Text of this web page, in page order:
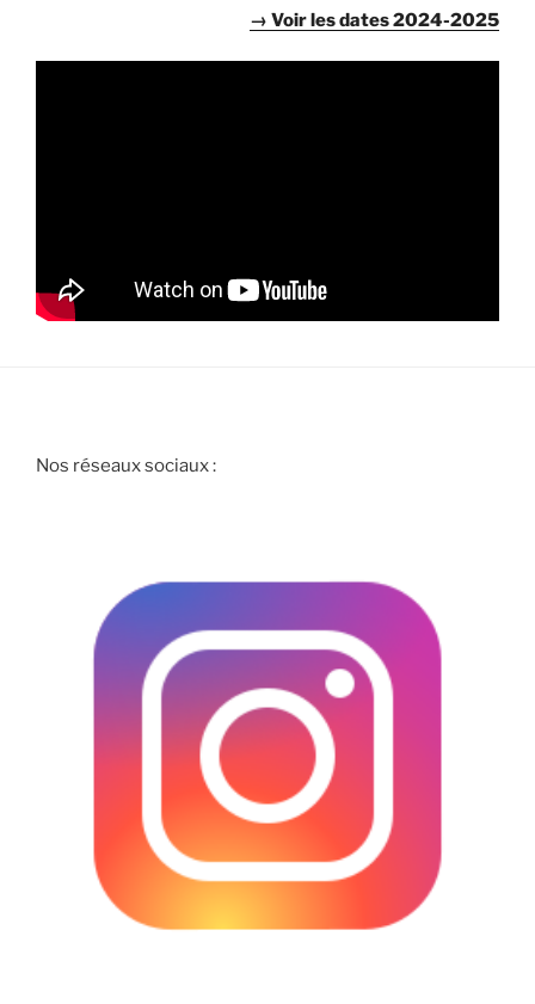
→ Voir les dates 2024-2025
Nos réseaux sociaux :